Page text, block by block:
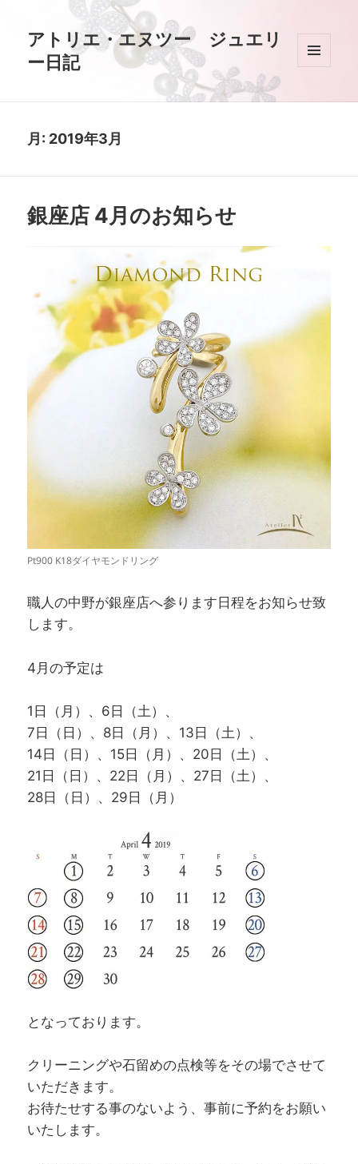
アトリエ・エヌツー ジュエリ
ー日記
ィジェ
月: 2019年3月
銀座店 4月のお知らせ
Pt900 K18ダイヤモンドリング
職人の中野が銀座店へ参ります日程をお知らせ致
します。
4月の予定は
1日（月）、6日（土）、
7日（日）、8日（月）、13日（土）、
14日（日）、15日（月）、20日（土）、
21日（日）、22日（月）、27日（土）、
28日（日）、29日（月）
となっております。
クリーニングや石留めの点検等をその場でさせて
いただきます。
お待たせする事のないよう、事前に予約をお願い
いたします。